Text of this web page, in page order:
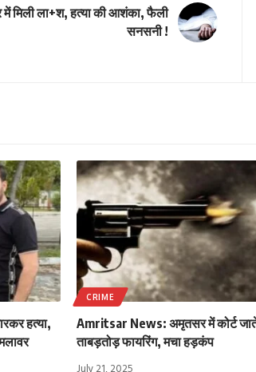
मिली ला+श, हत्या की आशंका, फैली
सनसनी !
हत्या,
CRIME
Amritsar News: अमृतसर में कोर्ट
ताबड़तोड़ फायरिंग, मचा हड़कंप